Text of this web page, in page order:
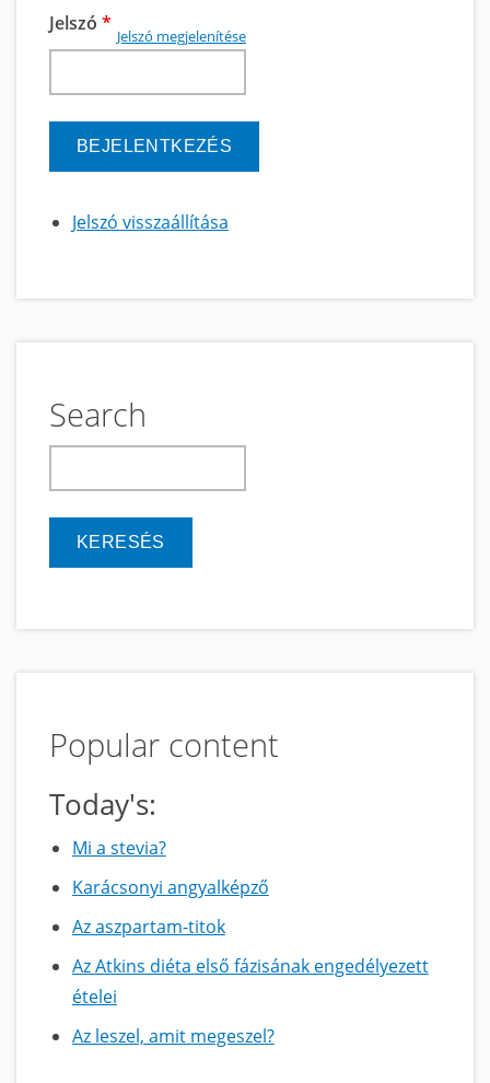
Jelszó *
Jelszó megjelenítése
Jelszó visszaállítása
Search
Popular content
Today's:
Mi a stevia?
Karácsonyi angyalképző
Az aszpartam-titok
Az Atkins diéta első fázisának engedélyezett
ételei
Az leszel, amit megeszel?